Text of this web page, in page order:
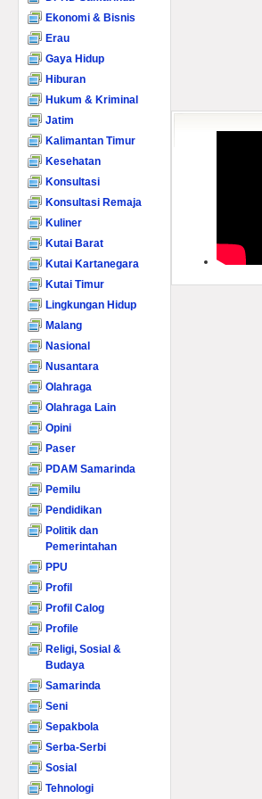
Ekonomi & Bisnis
Erau
Gaya Hidup
Hiburan
Hukum & Kriminal
Jatim
Kalimantan Timur
Kesehatan
Konsultasi
Konsultasi Remaja
Kuliner
Kutai Barat
Kutai Kartanegara
Kutai Timur
Lingkungan Hidup
Malang
Nasional
Nusantara
Olahraga
Olahraga Lain
Opini
Paser
PDAM Samarinda
Pemilu
Pendidikan
Politik dan
Pemerintahan
PPU
Profil
Profil Calog
Profile
Religi, Sosial &
Budaya
Samarinda
Seni
Sepakbola
Serba-Serbi
Sosial
Tehnologi